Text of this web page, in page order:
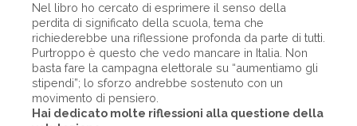
Nel libro ho cercato di esprimere il senso della
perdita di significato della scuola, tema che
richiederebbe una riflessione profonda da parte di tutti.
Purtroppo è questo che vedo mancare in Italia. Non
basta fare la campagna elettorale su “aumentiamo gli
stipendi”; lo sforzo andrebbe sostenuto con un
movimento di pensiero.
Hai dedicato molte riflessioni alla questione della